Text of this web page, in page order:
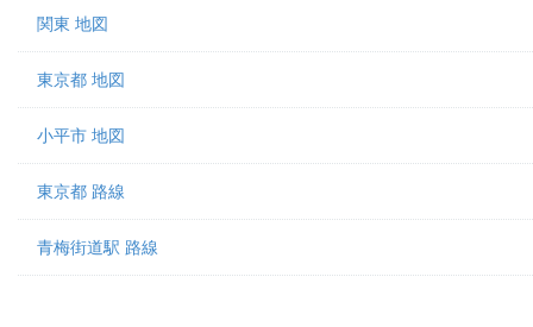
関東 地図
東京都 地図
小平市 地図
東京都 路線
青梅街道駅 路線